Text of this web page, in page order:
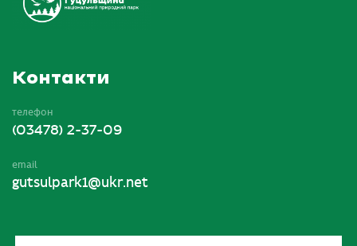
Контакти
телефон
(03478) 2-37-09
email
gutsulpark1@ukr.net